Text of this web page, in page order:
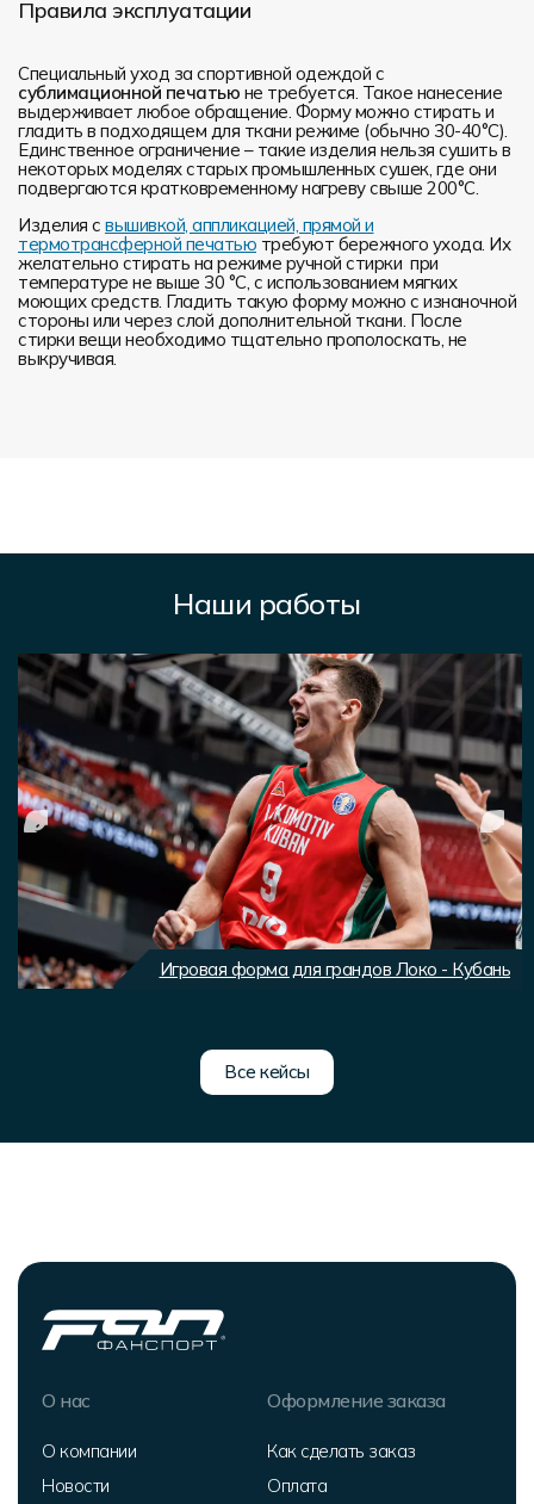
Правила эксплуатации
Специальный уход за спортивной одеждой с
сублимационной печатью не требуется. Такое нанесение
выдерживает любое обращение. Форму можно стирать и
гладить в подходящем для ткани режиме (обычно 30-40°С).
Единственное ограничение – такие изделия нельзя сушить в
некоторых моделях старых промышленных сушек, где они
подвергаются кратковременному нагреву свыше 200°С.
Изделия с вышивкой, аппликацией, прямой и
термотрансферной печатью требуют бережного ухода. Их
желательно стирать на режиме ручной стирки при
температуре не выше 30 °C, с использованием мягких
моющих средств. Гладить такую форму можно с изнаночной
стороны или через слой дополнительной ткани. После
стирки вещи необходимо тщательно прополоскать, не
выкручивая.
Наши работы
Игровая форма для грандов Локо - Кубань
Все кейсы
О нас
О компании
Новости
Оформление заказа
Как сделать заказ
Оплата